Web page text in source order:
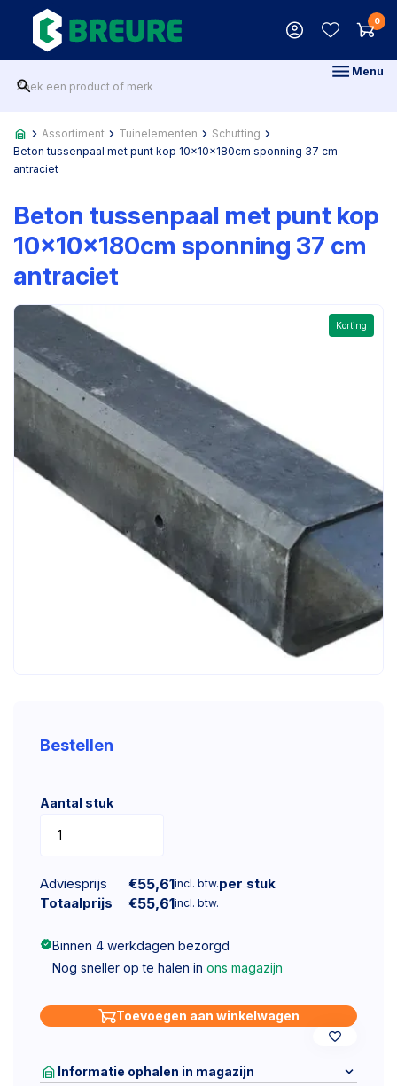
0
Menu
Assortiment Tuinelementen
Schutting
Beton tussenpaal met punt kop 10x10x180cm sponning 37 cm
antraciet
Beton tussenpaal met punt kop
10x10x180cm sponning 37 cm
antraciet
Korting
Bestellen
Aantal stuk
Adviesprijs €55,61incl. btw.per stuk
Totaalprijs
€55,61incl. btw.
Binnen 4 werkdagen bezorgd
Nog sneller op te halen in ons magazijn
Toevoegen aan winkelwagen
Informatie ophalen in magazijn